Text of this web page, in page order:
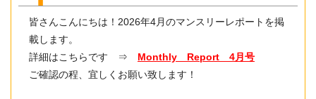
皆さんこんにちは！2026年4月のマンスリーレポートを掲
載します。
詳細はこちらです ⇒
Monthly Report 4月号
ご確認の程、宜しくお願い致します！